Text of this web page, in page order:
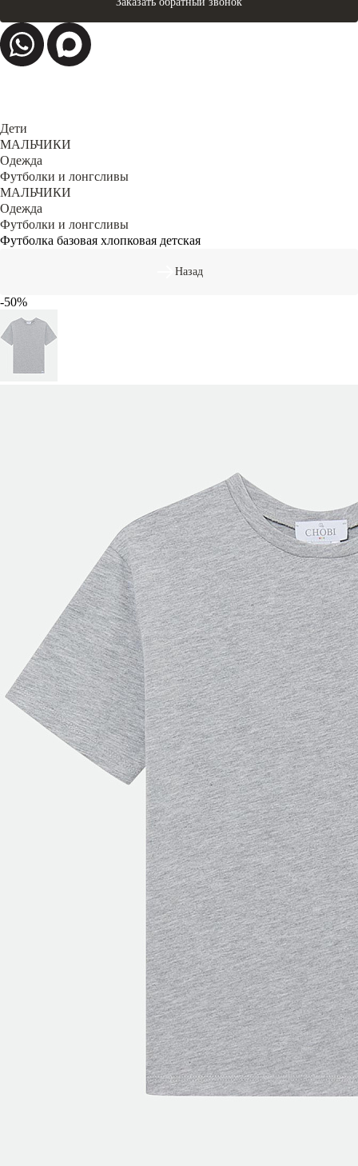
Дети
МАЛЬЧИКИ
Одежда
Футболки и лонгсливы
МАЛЬЧИКИ
Одежда
Футболки и лонгсливы
Футболка базовая хлопковая детская
Назад
-50%